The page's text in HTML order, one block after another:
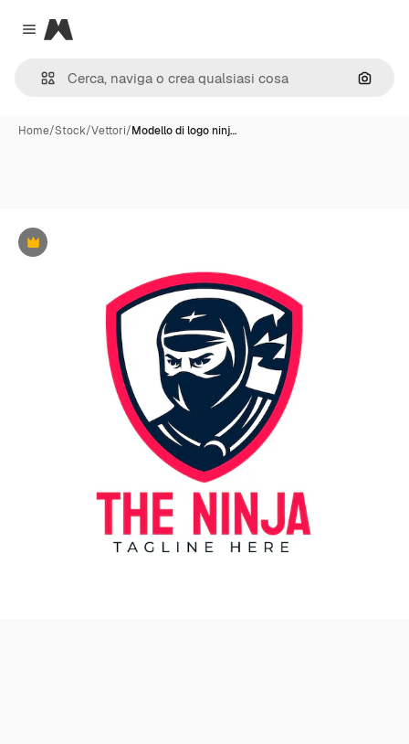
Close menu
Magnific
Cerca
Home/Stock/Vettori/Modello di logo ninj…
Premium